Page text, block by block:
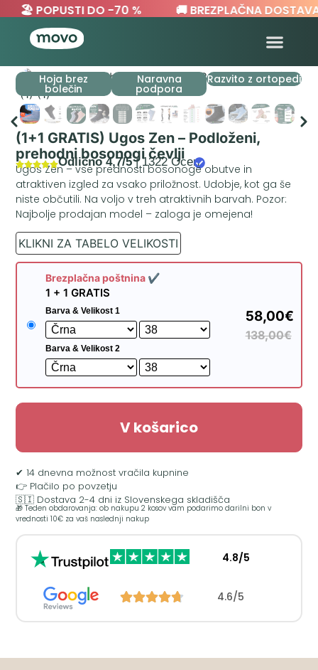
🏖️ POPUSTI DO -70 % 🚚 BREZPLAČNA DOSTAVA
Hoja brez
bolečin
Naravna
podpora
Razvito z ortopedi
(1+1 GRATIS) Ugos Zen – Podloženi,
prehodni bosonogi čevlji
Odlično 4,7/5| 1322 Ocen
Ugos Zen – vse prednosti bosonoge obutve in
atraktiven izgled za vsako priložnost. Udobje, kot ga še
niste občutili. Na voljo v treh atraktivnih barvah. Pozor:
Najbolje prodajan model – zaloga je omejena!
KLIKNI ZA TABELO VELIKOSTI
Brezplačna poštnina ✔
1 + 1 GRATIS
Barva & Velikost 1
Barva & Velikost 2
58,00€
138,00€
V košarico
✔ 14 dnevna možnost vračila kupnine
👉 Plačilo po povzetju
🇸🇮 Dostava 2-4 dni iz Slovenskega skladišča
🎁 Teden obdarovanja: ob nakupu 2 kosov vam podarimo darilni bon v
vrednosti 10€ za vaš naslednji nakup
4.8/5
4.6/5